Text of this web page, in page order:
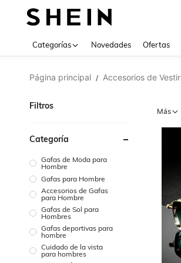
Categorías Novedades Ofertas
Página principal / Accesorios de Vestir
Filtros
Categoría
Gafas de Moda para
Hombre
Gafas para Hombre
Accesorios de Gafas
para Hombre
Gafas de Sol para
Hombres
Gafas deportivas para
hombre
Cuidado de la vista
para hombres
Más